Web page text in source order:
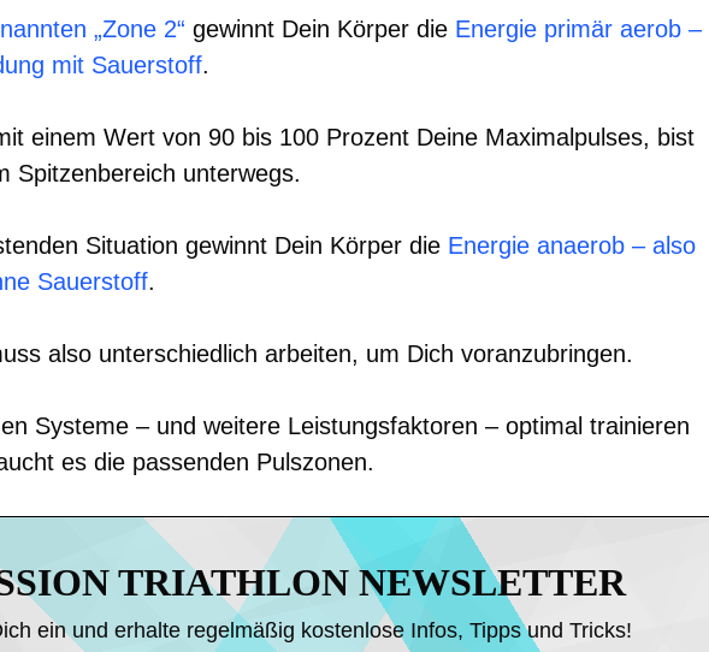
„Zone 2“ gewinnt Dein Körper die Energie primär aerob –
mit Sauerstoff.
einem Wert von 90 bis 100 Prozent Deine Maximalpulses, bist
Spitzenbereich unterwegs.
Situation gewinnt Dein Körper die Energie anaerob – also
Sauerstoff.
also unterschiedlich arbeiten, um Dich voranzubringen.
Systeme – und weitere Leistungsfaktoren – optimal trainieren
es die passenden Pulszonen.
TRIATHLON NEWSLETTER
ein und erhalte regelmäßig kostenlose Infos, Tipps und Tricks!